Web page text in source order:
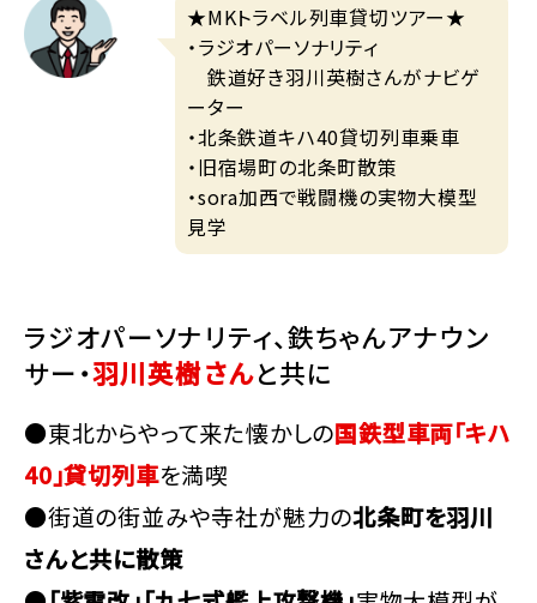
★MKトラベル列車貸切ツアー★
・ラジオパーソナリティ
鉄道好き羽川英樹さんがナビゲ
ーター
・北条鉄道キハ40貸切列車乗車
・旧宿場町の北条町散策
・sora加西で戦闘機の実物大模型
見学
ラジオパーソナリティ、鉄ちゃんアナウン
サー・羽川英樹さんと共に
●東北からやって来た懐かしの国鉄型車両「キハ
40」貸切列車を満喫
●街道の街並みや寺社が魅力の北条町を羽川
さんと共に散策